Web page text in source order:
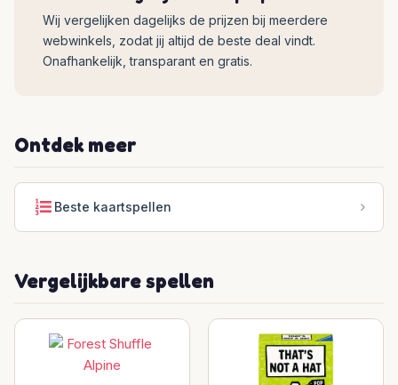
Wij vergelijken dagelijks de prijzen bij meerdere
webwinkels, zodat jij altijd de beste deal vindt.
Onafhankelijk, transparant en gratis.
Ontdek meer
Beste kaartspellen
Vergelijkbare spellen